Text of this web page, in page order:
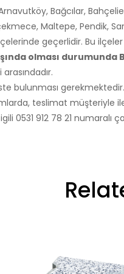
Bağcılar,
Maltepe, Pendik,
ilçelerinde geçerlidir. Bu
olması
bulunması gerekmektedir.
teslimat müşteriyle
0531 912 78 21 numaralı